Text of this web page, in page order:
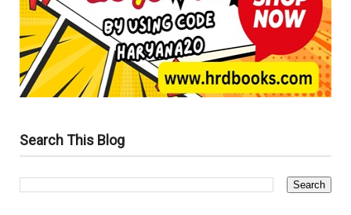
Search This Blog